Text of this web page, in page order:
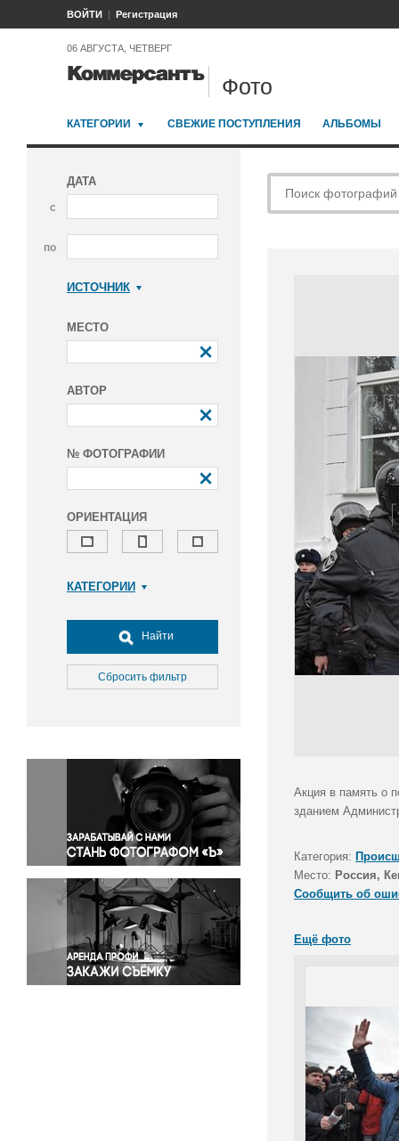
ВОЙТИ Регистрация
06 АВГУСТА, ЧЕТВЕРГ
Фото
КАТЕГОРИИ СВЕЖИЕ ПОСТУПЛЕНИЯ АЛЬБОМЫ
ДАТА
с
по
ИСТОЧНИК
МЕСТО
АВТОР
№ ФОТОГРАФИИ
ОРИЕНТАЦИЯ
КАТЕГОРИИ
Досуг, туризм и отдых
Культура
Медицина
Окружающая среда
Политика
Правосудие
Происшествия и конфликты
Религия
Светская жизнь
Спорт
Экология
Экономика и бизнес
Найти
Сбросить фильтр
Акция в память о
зданием
Категория:
Место: Россия,
Сообщить об
Ещё фото